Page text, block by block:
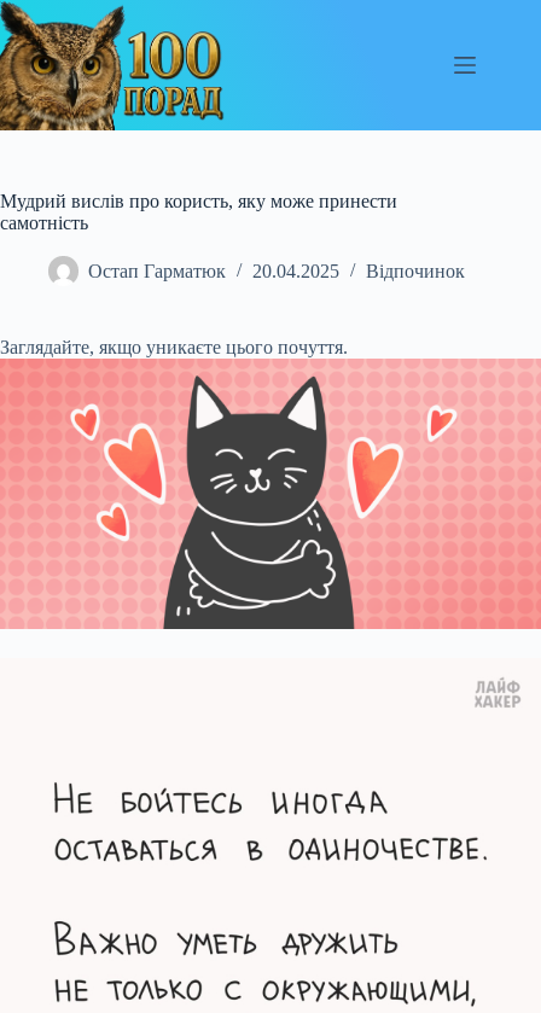
Перейти
до
вмісту
Мудрий вислів про користь, яку може принести
самотність
Остап Гарматюк 20.04.2025 Відпочинок
Заглядайте, якщо уникаєте цього почуття.